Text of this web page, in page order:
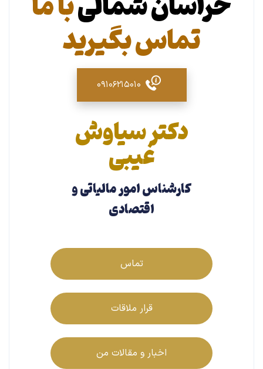
خراسان شمالیبا ما
تماس بگیرید
۰۹۱۰۶۲۱۵۰۱۰
دکتر سیاوش
غیبی
کارشناس امور مالیاتی و
تماس
قرار ملاقات